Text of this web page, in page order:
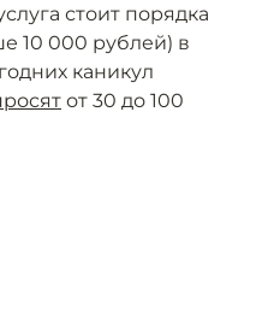
стоит порядка
10 000 рублей) в
каникул
от 30 до 100